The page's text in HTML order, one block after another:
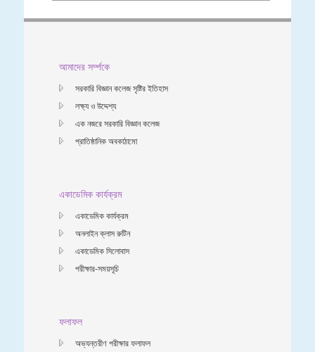
আমাদের সর্ম্পকে
সরকারি বিজ্ঞান কলেজ সৃষ্টির ইতিহাস
লক্ষ্য ও উদ্দেশ্য
এক নজরে সরকারি বিজ্ঞান কলেজ
প্রাতিষ্ঠানিক অবকাঠামো
একাডেমিক কার্যক্রম
একাডেমিক কার্যক্রম
অনলাইন ক্লাস রুটিন
একাডেমিক সিলোবাস
পরীক্ষার-সময়সূচি
ফলাফল
অভ্যন্তরীণ পরীক্ষার ফলাফল